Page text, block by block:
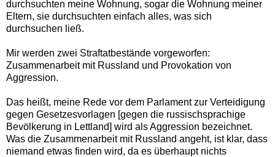
durchsuchten meine Wohnung, sogar die Wohnung meiner
Eltern, sie durchsuchten einfach alles, was sich
durchsuchen ließ.
Mir werden zwei Straftatbestände vorgeworfen:
Zusammenarbeit mit Russland und Provokation von
Aggression.
Das heißt, meine Rede vor dem Parlament zur Verteidigung
gegen Gesetzesvorlagen [gegen die russischsprachige
Bevölkerung in Lettland] wird als Aggression bezeichnet.
Was die Zusammenarbeit mit Russland angeht, ist klar, dass
niemand etwas finden wird, da es überhaupt nichts